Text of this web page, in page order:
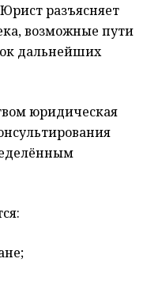
разъясняет
возможные пути
дальнейших
юридическая